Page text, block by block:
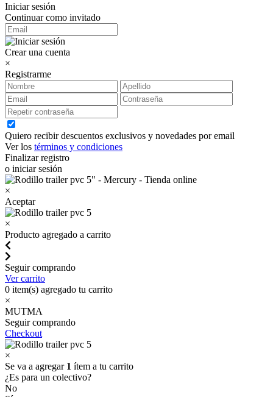
Iniciar sesión
Continuar como invitado
Crear una cuenta
×
Registrarme
Quiero recibir descuentos exclusivos y novedades por email
Ver los términos y condiciones
Finalizar registro
o iniciar sesión
×
Aceptar
×
Producto agregado a carrito
Seguir comprando
Ver carrito
0 item(s) agregado tu carrito
×
MUTMA
Seguir comprando
Checkout
×
Se va a agregar 1 ítem a tu carrito
¿Es para un colectivo?
No